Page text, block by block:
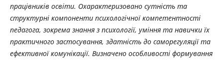
працівників освіти. Охарактеризовано сутність та
структурні компоненти психологічної компетентності
педагога, зокрема знання з психології, уміння та навички їх
практичного застосування, здатність до саморегуляції та
ефективної комунікації. Визначено особливості формування